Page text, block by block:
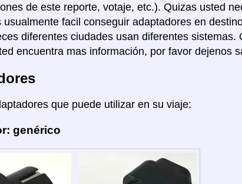
de este reporte, votaje, etc.). Quizas usted
usualmente facil conseguir adaptadores en
diferentes ciudades usan diferentes
encuentra mas información, por favor dejenos
que puede utilizar en su viaje:
genérico